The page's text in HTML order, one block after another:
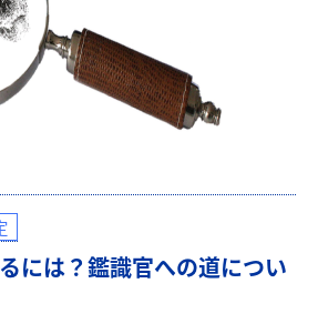
には？鑑識官への道につい